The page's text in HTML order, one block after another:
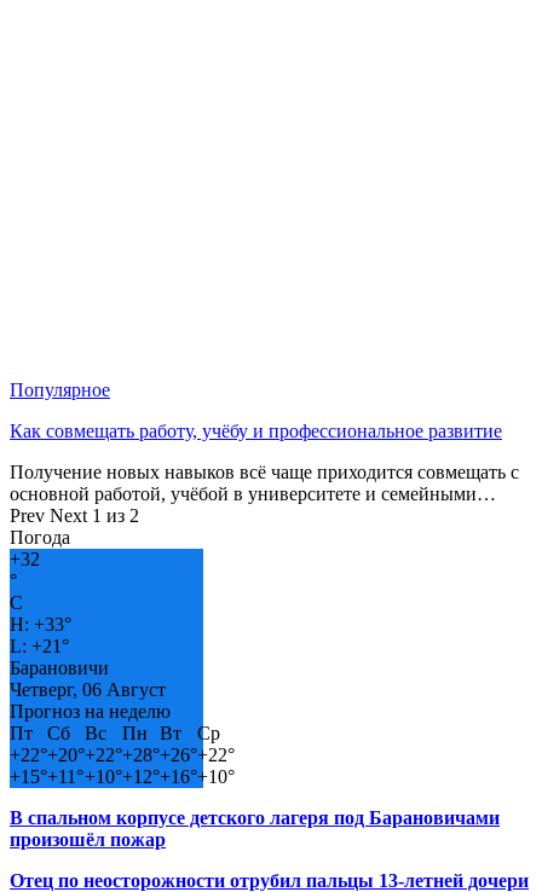
Популярное
Как совмещать работу, учёбу и профессиональное развитие
Получение новых навыков всё чаще приходится совмещать с
основной работой, учёбой в университете и семейными…
Prev Next 1 из 2
Погода
+32
°
C
H: +33°
L: +21°
Барановичи
Четверг, 06 Август
Прогноз на неделю
Пт
Сб Вс Пн Вт
Ср
+22°+20°+22°+28°+26°+22°
+15°+11°+10°+12°+16°+10°
В спальном корпусе детского лагеря под Барановичами
произошёл пожар
Отец по неосторожности отрубил пальцы 13-летней дочери